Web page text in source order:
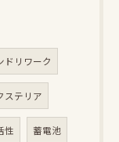
ドリワーク
ステリア
性 蓄電池